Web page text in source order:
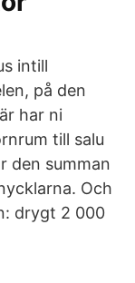
intill
på den
har ni
till salu
den summan
Och
drygt 2 000